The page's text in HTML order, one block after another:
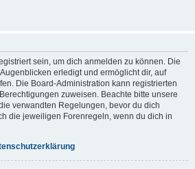
sein, um dich anmelden zu können. Die
erledigt und ermöglicht dir, auf
Die Board-Administration kann registrierten
zuweisen. Beachte bitte unsere
verwandten Regelungen, bevor du dich
die jeweiligen Forenregeln, wenn du dich in